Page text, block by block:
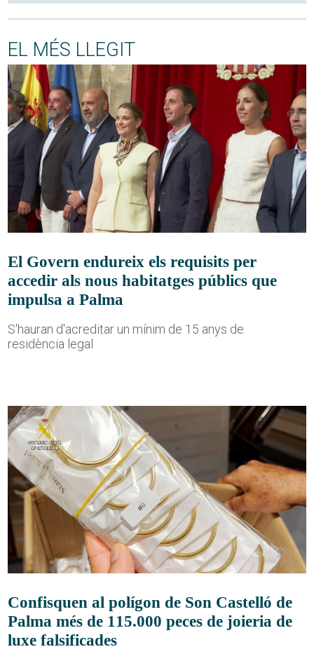
EL MÉS LLEGIT
El Govern endureix els requisits per
accedir als nous habitatges públics que
impulsa a Palma
S'hauran d'acreditar un mínim de 15 anys de
residència legal
Confisquen al polígon de Son Castelló de
Palma més de 115.000 peces de joieria de
luxe falsificades